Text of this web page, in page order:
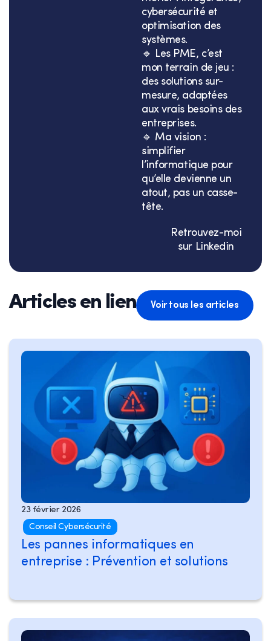
cybersécurité et
optimisation des
systèmes.
🔹 Les PME, c’est
mon terrain de jeu :
des solutions sur-
mesure, adaptées
aux vrais besoins des
entreprises.
🔹 Ma vision :
simplifier
l’informatique pour
qu’elle devienne un
atout, pas un casse-
tête.
Retrouvez-moi
sur Linkedin
Articles en lien Voir tous les articles
23 février 2026
Conseil Cybersécurité
Les pannes informatiques en
entreprise : Prévention et solutions